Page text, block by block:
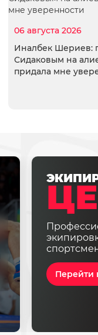
06 августа 2026
Иналбек Шериев:
Сидаковым на
придала мне
Перейти